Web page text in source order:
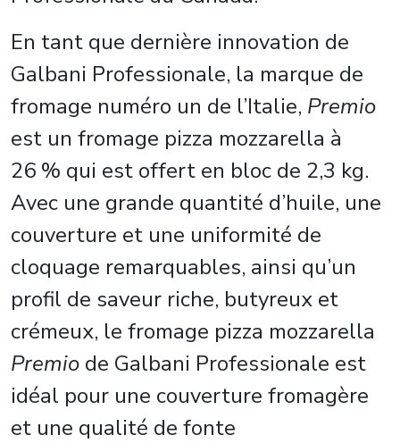
En tant que dernière innovation de
Galbani Professionale, la marque de
fromage numéro un de l’Italie, Premio
est un fromage pizza mozzarella à
26 % qui est offert en bloc de 2,3 kg.
Avec une grande quantité d’huile, une
couverture et une uniformité de
cloquage remarquables, ainsi qu’un
profil de saveur riche, butyreux et
crémeux, le fromage pizza mozzarella
Premio de Galbani Professionale est
idéal pour une couverture fromagère
et une qualité de fonte